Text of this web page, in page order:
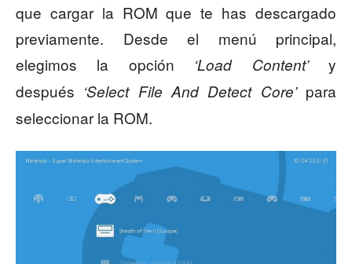
que cargar la ROM que te has descargado
previamente. Desde el menú principal,
elegimos la opción ‘Load Content’y
después ‘Select File And Detect Core’para
seleccionar la ROM.